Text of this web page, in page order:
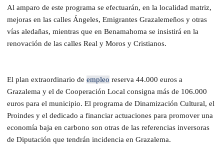
Al amparo de este programa se efectuarán, en la localidad matriz,
mejoras en las calles Ángeles, Emigrantes Grazalemeños y otras
vías aledañas, mientras que en Benamahoma se insistirá en la
renovación de las calles Real y Moros y Cristianos.
El plan extraordinario de empleo reserva 44.000 euros a
Grazalema y el de Cooperación Local consigna más de 106.000
euros para el municipio. El programa de Dinamización Cultural, el
Proindes y el dedicado a financiar actuaciones para promover una
economía baja en carbono son otras de las referencias inversoras
de Diputación que tendrán incidencia en Grazalema.